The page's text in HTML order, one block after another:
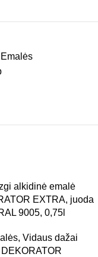
Emalės
alkidinė emalė
EXTRA, juoda
9005, 0,75l
, Vidaus dažai
DEKORATOR